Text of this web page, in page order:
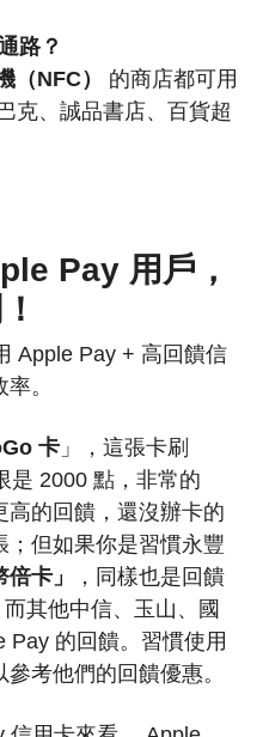
路？
（NFC）
的商店都可用
克、誠品書店、百貨超
Pay 用戶，
Apple Pay + 高回饋信
。
卡 」，這張卡刷
是 2000 點，非常的
高的回饋，還沒辦卡的
；但如果你是習慣永豐
倍卡」
，同樣也是回饋
其他中信、玉山、國
Pay 的回饋。習慣使用
考他們的回饋優惠。